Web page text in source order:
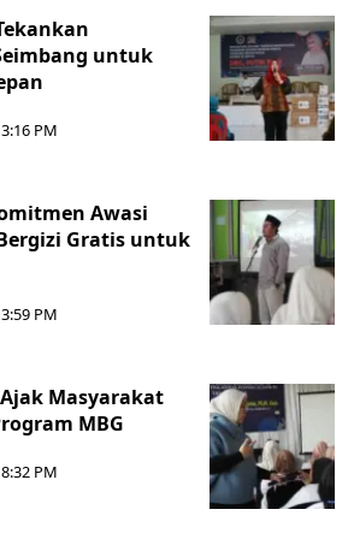
untuk
PM
Awasi
Gratis untuk
PM
Masyarakat
MBG
PM